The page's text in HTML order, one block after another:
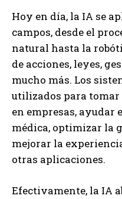
Hoy en día, la IA se
campos, desde el
natural hasta la
de acciones, leyes,
mucho más. Los
utilizados para tomar
en empresas,
médica, optimizar la
mejorar la
otras aplicaciones.
Efectivamente, la IA